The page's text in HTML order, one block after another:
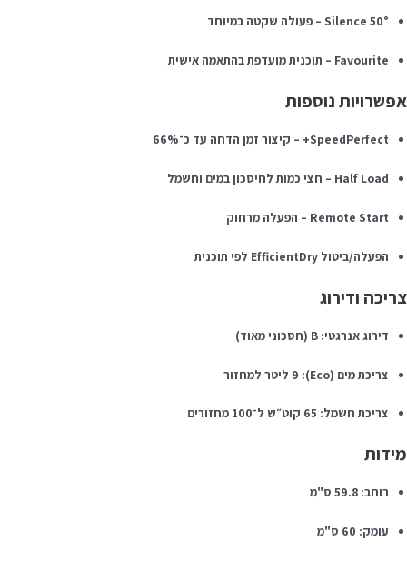
Silence 50° – פעולה שקטה במיוחד
Favourite – תוכנית מועדפת בהתאמה אישית
נוספות
SpeedPerfect+ – קיצור זמן הדחה עד כ־66%
Half Load – חצי כמות לחיסכון במים וחשמל
Remote Start – הפעלה מרחוק
הפעלה/ביטול EfficientDry לפי תוכנית
ודירוג
דירוג אנרגטי: B (חסכוני מאוד)
צריכת מים (Eco): 9 ליטר למחזור
צריכת חשמל: 65 קוט״ש ל־100 מחזורים
רוחב: 59.8 ס"מ
עומק: 60 ס"מ